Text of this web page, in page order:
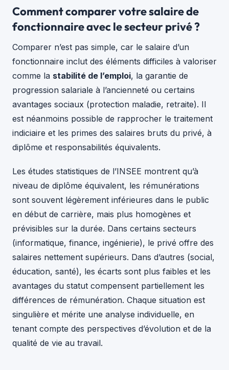
Comment comparer votre salaire de
fonctionnaire avec le secteur privé ?
Comparer n’est pas simple, car le salaire d’un
fonctionnaire inclut des éléments difficiles à valoriser
comme la stabilité de l’emploi, la garantie de
progression salariale à l’ancienneté ou certains
avantages sociaux (protection maladie, retraite). Il
est néanmoins possible de rapprocher le traitement
indiciaire et les primes des salaires bruts du privé, à
diplôme et responsabilités équivalents.
Les études statistiques de l’INSEE montrent qu’à
niveau de diplôme équivalent, les rémunérations
sont souvent légèrement inférieures dans le public
en début de carrière, mais plus homogènes et
prévisibles sur la durée. Dans certains secteurs
(informatique, finance, ingénierie), le privé offre des
salaires nettement supérieurs. Dans d’autres (social,
éducation, santé), les écarts sont plus faibles et les
avantages du statut compensent partiellement les
différences de rémunération. Chaque situation est
singulière et mérite une analyse individuelle, en
tenant compte des perspectives d’évolution et de la
qualité de vie au travail.